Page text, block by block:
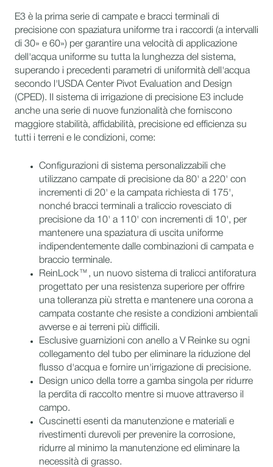
E3 è la prima serie di campate e bracci terminali di
precisione con spaziatura uniforme tra i raccordi (a intervalli
di 30» e 60») per garantire una velocità di applicazione
dell'acqua uniforme su tutta la lunghezza del sistema,
superando i precedenti parametri di uniformità dell'acqua
secondo l'USDA Center Pivot Evaluation and Design
(CPED). Il sistema di irrigazione di precisione E3 include
anche una serie di nuove funzionalità che forniscono
maggiore stabilità, affidabilità, precisione ed efficienza su
tutti i terreni e le condizioni, come:
Configurazioni di sistema personalizzabili che
utilizzano campate di precisione da 80' a 220' con
incrementi di 20' e la campata richiesta di 175',
nonché bracci terminali a traliccio rovesciato di
precisione da 10' a 110' con incrementi di 10', per
mantenere una spaziatura di uscita uniforme
indipendentemente dalle combinazioni di campata e
braccio terminale.
ReinLock™, un nuovo sistema di tralicci antiforatura
progettato per una resistenza superiore per offrire
una tolleranza più stretta e mantenere una corona a
campata costante che resiste a condizioni ambientali
avverse e ai terreni più difficili.
Esclusive guarnizioni con anello a V Reinke su ogni
collegamento del tubo per eliminare la riduzione del
flusso d'acqua e fornire un'irrigazione di precisione.
Design unico della torre a gamba singola per ridurre
la perdita di raccolto mentre si muove attraverso il
campo.
Cuscinetti esenti da manutenzione e materiali e
rivestimenti durevoli per prevenire la corrosione,
ridurre al minimo la manutenzione ed eliminare la
necessità di grasso.